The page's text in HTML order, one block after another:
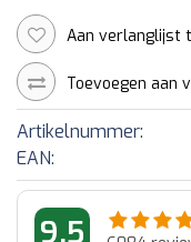
Aan verlanglijst
Toevoegen aan
Artikelnummer:
EAN:
9.5